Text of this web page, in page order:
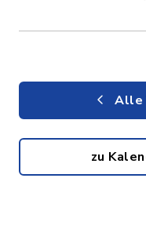
Alle
zu